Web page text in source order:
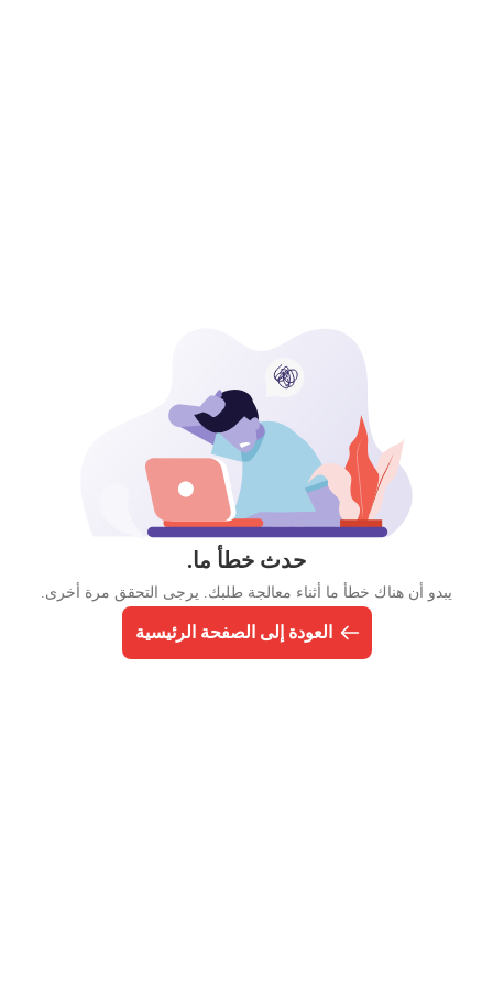
حدث خطأ ما.
يبدو أن هناك خطأ ما أثناء معالجة طلبك. يرجى التحقق مرة أخرى.
العودة إلى الصفحة الرئيسية